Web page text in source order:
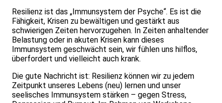
Resilienz ist das „Immunsystem der Psyche“. Es ist die
Fähigkeit, Krisen zu bewältigen und gestärkt aus
schwierigen Zeiten hervorzugehen. In Zeiten anhaltender
Belastung oder in akuten Krisen kann dieses
Immunsystem geschwächt sein, wir fühlen uns hilflos,
überfordert und vielleicht auch krank.
Die gute Nachricht ist: Resilienz können wir zu jedem
Zeitpunkt unseres Lebens (neu) lernen und unser
seelisches Immunsystem stärken – gegen Stress,